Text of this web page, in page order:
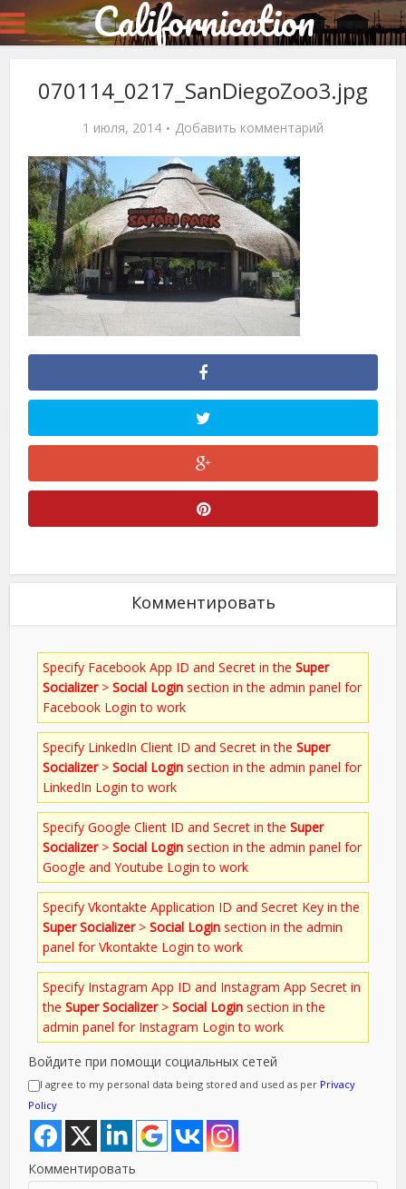
Californication
070114_0217_SanDiegoZoo3.jpg
1 июля, 2014 Добавить комментарий
Комментировать
Specify Facebook App ID and Secret in theSuper
Socializer>Social Login section in the admin panel for
Facebook Login to work
Specify LinkedIn Client ID and Secret in theSuper
Socializer>Social Login section in the admin panel for
LinkedIn Login to work
Specify Google Client ID and Secret in theSuper
Socializer>Social Login section in the admin panel for
Google and Youtube Login to work
Specify Vkontakte Application ID and Secret Key in the
Super Socializer>Social Login section in the admin
panel for Vkontakte Login to work
Specify Instagram App ID and Instagram App Secret in
theSuper Socializer>Social Login section in the
admin panel for Instagram Login to work
Войдите при помощи социальных сетей
I agree to my personal data being stored and used as per Privacy
Policy
Комментировать